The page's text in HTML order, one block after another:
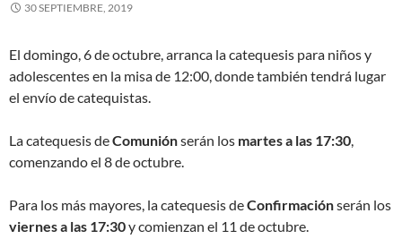
30 SEPTIEMBRE, 2019
El domingo, 6 de octubre, arranca la catequesis para niños y
adolescentes en la misa de 12:00, donde también tendrá lugar
el envío de catequistas.
La catequesis deComuniónserán los martes a las 17:30,
comenzando el 8 de octubre.
Para los más mayores, la catequesis deConfirmaciónserán los
viernes a las 17:30y comienzan el 11 de octubre.